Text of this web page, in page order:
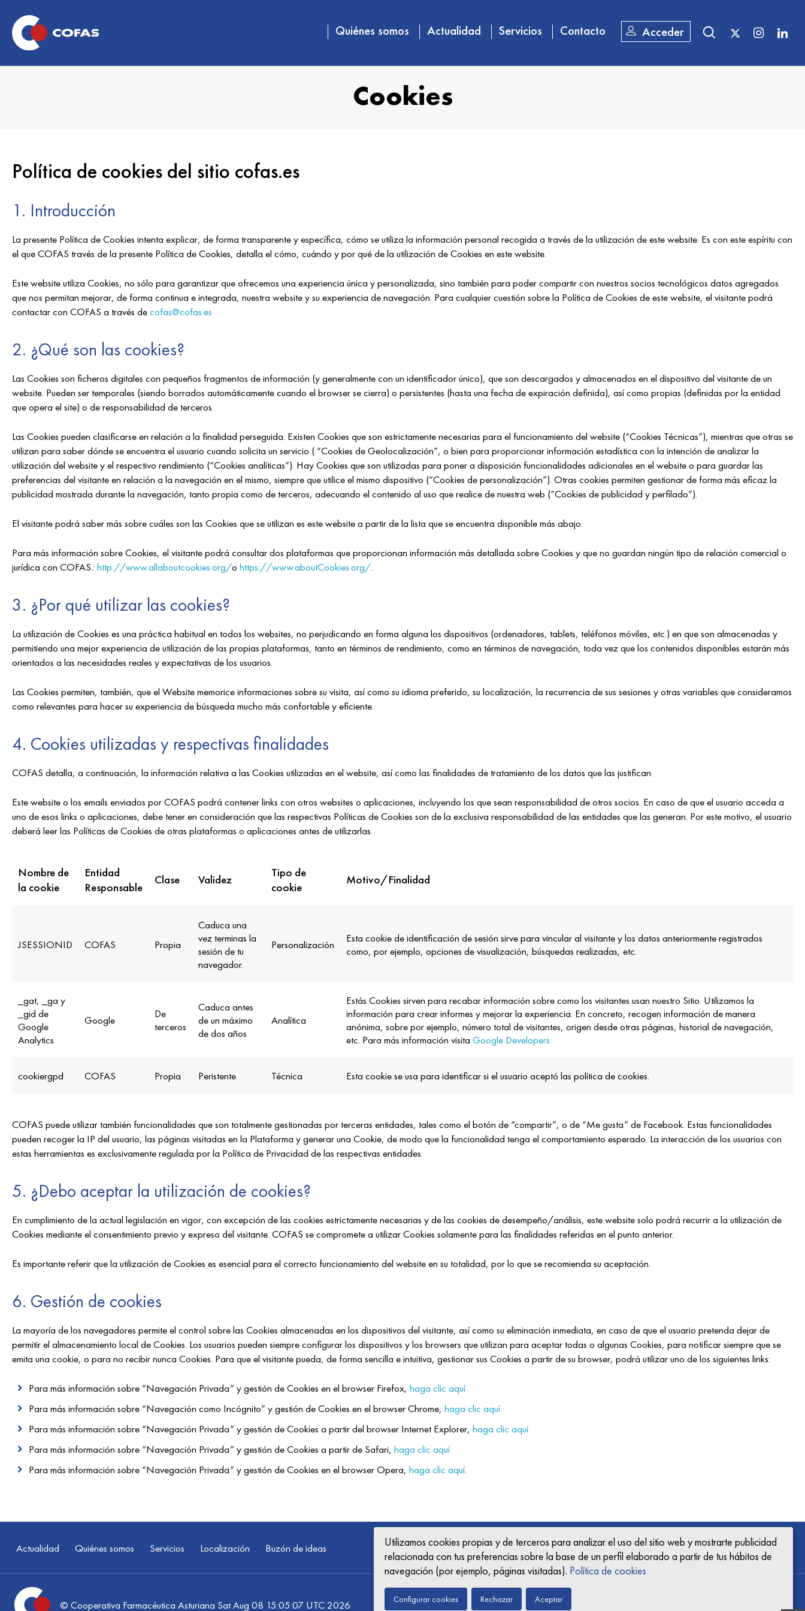
Quiénes somos Actualidad Servicios Contacto Acceder
Cookies
Política de cookies del sitio cofas.es
1. Introducción
La presente Política de Cookies intenta explicar, de forma transparente y específica, cómo se utiliza la información personal recogida a través de la utilización de este website. Es con este espíritu con
el que COFAS través de la presente Política de Cookies, detalla el cómo, cuándo y por qué de la utilización de Cookies en este website.
Este website utiliza Cookies, no sólo para garantizar que ofrecemos una experiencia única y personalizada, sino también para poder compartir con nuestros socios tecnológicos datos agregados
que nos permitan mejorar, de forma continua e integrada, nuestra website y su experiencia de navegación. Para cualquier cuestión sobre la Política de Cookies de este website, el visitante podrá
contactar con COFAS a través decofas@cofas.es
2. ¿Qué son las cookies?
Las Cookies son ficheros digitales con pequeños fragmentos de información (y generalmente con un identificador único), que son descargados y almacenados en el dispositivo del visitante de un
website. Pueden ser temporales (siendo borrados automáticamente cuando el browser se cierra) o persistentes (hasta una fecha de expiración definida), así como propias (definidas por la entidad
que opera el site) o de responsabilidad de terceros.
Las Cookies pueden clasificarse en relación a la finalidad perseguida. Existen Cookies que son estrictamente necesarias para el funcionamiento del website (“Cookies Técnicas”), mientras que otras se
utilizan para saber dónde se encuentra el usuario cuando solicita un servicio ( “Cookies de Geolocalización”, o bien para proporcionar información estadística con la intención de analizar la
utilización del website y el respectivo rendimiento (“Cookies analíticas”). Hay Cookies que son utilizadas para poner a disposición funcionalidades adicionales en el website o para guardar las
preferencias del visitante en relación a la navegación en el mismo, siempre que utilice el mismo dispositivo (“Cookies de personalización”). Otras cookies permiten gestionar de forma más eficaz la
publicidad mostrada durante la navegación, tanto propia como de terceros, adecuando el contenido al uso que realice de nuestra web (“Cookies de publicidad y perfilado”).
El visitante podrá saber más sobre cuáles son las Cookies que se utilizan es este website a partir de la lista que se encuentra disponible más abajo.
Para más información sobre Cookies, el visitante podrá consultar dos plataformas que proporcionan información más detallada sobre Cookies y que no guardan ningún tipo de relación comercial o
jurídica con COFAS.: http://www.allaboutcookies.org/o https://www.aboutCookies.org/.
3. ¿Por qué utilizar las cookies?
La utilización de Cookies es una práctica habitual en todos los websites, no perjudicando en forma alguna los dispositivos (ordenadores, tablets, teléfonos móviles, etc.) en que son almacenadas y
permitiendo una mejor experiencia de utilización de las propias plataformas, tanto en términos de rendimiento, como en términos de navegación, toda vez que los contenidos disponibles estarán más
orientados a las necesidades reales y expectativas de los usuarios.
Las Cookies permiten, también, que el Website memorice informaciones sobre su visita, así como su idioma preferido, su localización, la recurrencia de sus sesiones y otras variables que consideramos
como relevantes para hacer su experiencia de búsqueda mucho más confortable y eficiente.
4. Cookies utilizadas y respectivas finalidades
COFAS detalla, a continuación, la información relativa a las Cookies utilizadas en el website, así como las finalidades de tratamiento de los datos que las justifican.
Este website o los emails enviados por COFAS podrá contener links con otros websites o aplicaciones, incluyendo los que sean responsabilidad de otros socios. En caso de que el usuario acceda a
uno de esos links o aplicaciones, debe tener en consideración que las respectivas Políticas de Cookies son de la exclusiva responsabilidad de las entidades que las generan. Por este motivo, el usuario
deberá leer las Políticas de Cookies de otras plataformas o aplicaciones antes de utilizarlas.
Nombre de
la cookie
Entidad
Responsable
Clase Validez
Tipo de
cookie
Motivo/Finalidad
JSESSIONID COFAS Propia
Caduca una
vez terminas la
sesión de tu
navegador.
Personalización
Esta cookie de identificación de sesión sirve para vincular al visitante y los datos anteriormente registrados
como, por ejemplo, opciones de visualización, búsquedas realizadas, etc.
_gat, _ga y
_gid de
Google
Analytics
Google
De
terceros
Caduca antes
de un máximo
de dos años
Analítica
Estás Cookies sirven para recabar información sobre como los visitantes usan nuestro Sitio. Utilizamos la
información para crear informes y mejorar la experiencia. En concreto, recogen información de manera
anónima, sobre por ejemplo, número total de visitantes, origen desde otras páginas, historial de navegación,
etc. Para más información visita Google Developers
cookiergpd COFAS Propia Peristente Técnica Esta cookie se usa para identificar si el usuario aceptó las política de cookies.
COFAS puede utilizar también funcionalidades que son totalmente gestionadas por terceras entidades, tales como el botón de “compartir”, o de “Me gusta” de Facebook. Estas funcionalidades
pueden recoger la IP del usuario, las páginas visitadas en la Plataforma y generar una Cookie, de modo que la funcionalidad tenga el comportamiento esperado. La interacción de los usuarios con
estas herramientas es exclusivamente regulada por la Política de Privacidad de las respectivas entidades.
5. ¿Debo aceptar la utilización de cookies?
En cumplimiento de la actual legislación en vigor, con excepción de las cookies estrictamente necesarias y de las cookies de desempeño/análisis, este website solo podrá recurrir a la utilización de
Cookies mediante el consentimiento previo y expreso del visitante. COFAS se compromete a utilizar Cookies solamente para las finalidades referidas en el punto anterior.
Es importante referir que la utilización de Cookies es esencial para el correcto funcionamiento del website en su totalidad, por lo que se recomienda su aceptación.
6. Gestión de cookies
La mayoría de los navegadores permite el control sobre las Cookies almacenadas en los dispositivos del visitante, así como su eliminación inmediata, en caso de que el usuario pretenda dejar de
permitir el almacenamiento local de Cookies. Los usuarios pueden siempre configurar los dispositivos y los browsers que utilizan para aceptar todas o algunas Cookies, para notificar siempre que se
emita una cookie, o para no recibir nunca Cookies. Para que el visitante pueda, de forma sencilla e intuitiva, gestionar sus Cookies a partir de su browser, podrá utilizar uno de los siguientes links:
Para más información sobre “Navegación Privada” y gestión de Cookies en el browser Firefox, haga clic aquí
Para más información sobre “Navegación como Incógnito” y gestión de Cookies en el browser Chrome, haga clic aquí
Para más información sobre “Navegación Privada” y gestión de Cookies a partir del browser Internet Explorer, haga clic aquí
Para más información sobre “Navegación Privada” y gestión de Cookies a partir de Safari, haga clic aquí
Para más información sobre “Navegación Privada” y gestión de Cookies en el browser Opera, haga clic aquí.
Actualidad Quiénes somos Servicios Localización Buzón de ideas
© Cooperativa Farmacéutica Asturiana Sat Aug 08 15:05:07 UTC 2026 Mapa web Documento legal Política de privacidad
Utilizamos cookies propias y de terceros para analizar el uso del sitio web y mostrarte publicidad
relacionada con tus preferencias sobre la base de un perfil elaborado a partir de tus hábitos de
navegación (por ejemplo, páginas visitadas). Política de cookies
Configurar cookies Rechazar Aceptar